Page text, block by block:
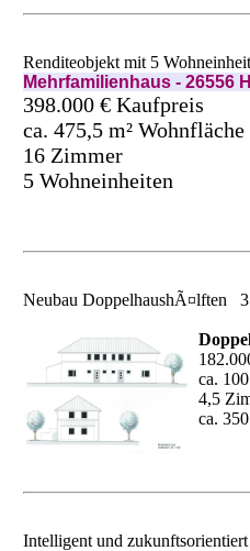
Renditeobjekt mit 5
Mehrfamilienhaus - 26556
398.000 € Kaufpreis
ca. 475,5 m² Wohnfläche
16 Zimmer
5 Wohneinheiten
Neubau DoppelhaushÃ¤lften
ca.
4,5
ca.
Intelligent und